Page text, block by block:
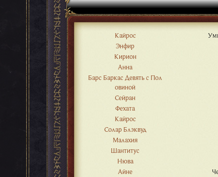
Кайрос
Энфир
Кирион
Анна
Барс Баркас Девять с Пол
овиной
Сейран
Фехата
Кайрос
Солар Блэквуд
Малахия
Шантитус
Нюва
Айне